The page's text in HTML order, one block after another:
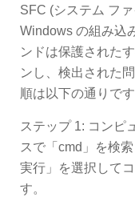
SFC (システム フ
Windows の組み込
ンドは保護された
ンし、検出された
順は以下の通りです
ステップ 1: コンピ
スで「cmd」を検
実行」を選択して
す。